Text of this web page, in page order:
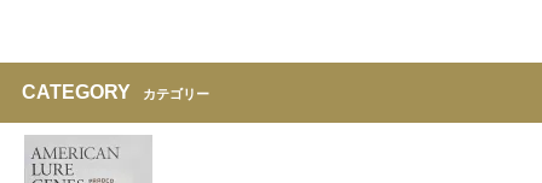
CATEGORY カテゴリー